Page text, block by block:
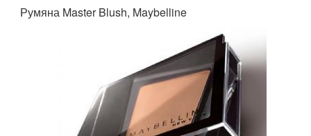
Румяна Master Blush, Maybelline